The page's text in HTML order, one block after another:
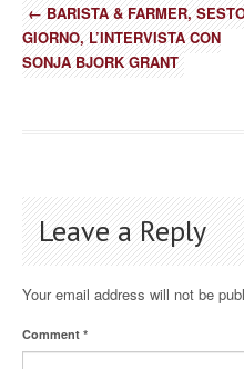
←BARISTA & FARMER,
GIORNO, L’INTERVISTA CON
SONJA BJORK GRANT
Leave a Reply
Your email address will not be
Comment *